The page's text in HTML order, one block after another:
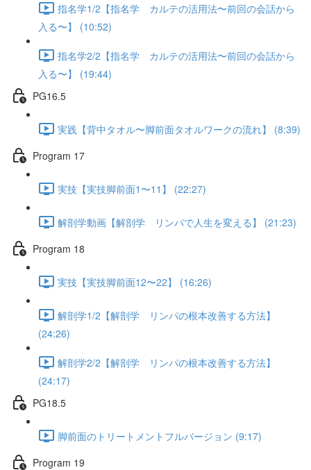
指名学1/2【指名学 カルテの活用法〜前回の会話から
入る〜】 (10:52)
指名学2/2【指名学 カルテの活用法〜前回の会話から
入る〜】 (19:44)
PG16.5
実践【背中タオル〜脚前面タオルワークの流れ】 (8:39)
Program 17
実技【実技脚前面1〜11】 (22:27)
解剖学動画【解剖学 リンパで人生を変える】 (21:23)
Program 18
実技【実技脚前面12〜22】 (16:26)
解剖学1/2【解剖学 リンパの根本改善する方法】
(24:26)
解剖学2/2【解剖学 リンパの根本改善する方法】
(24:17)
PG18.5
脚前面のトリートメントフルバージョン (9:17)
Program 19